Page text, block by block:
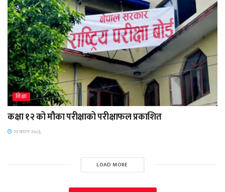
शिक्षा
कक्षा १२ को मौका परीक्षाको परीक्षाफल प्रकाशित
२२ साउन २०८३,
LOAD MORE